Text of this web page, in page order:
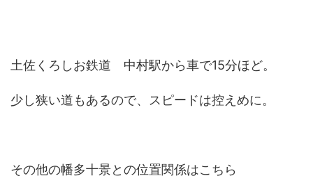
土佐くろしお鉄道 中村駅から車で15分ほど。
少し狭い道もあるので、スピードは控えめに。
その他の幡多十景との位置関係はこちら